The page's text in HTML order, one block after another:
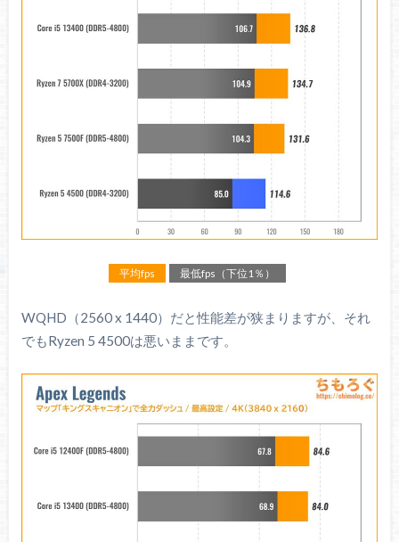
平均fps 最低fps（下位1％）
WQHD（2560 x 1440）だと性能差が狭まりますが、それ
でもRyzen 5 4500は悪いままです。